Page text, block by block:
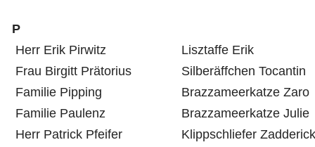
P
Herr Erik Pirwitz
Lisztaffe Erik
Frau Birgitt Prätorius
Silberäffchen Tocantin
Familie Pipping
Brazzameerkatze Zaro
Familie Paulenz
Brazzameerkatze Julie
Herr Patrick Pfeifer
Klippschliefer Zadderick